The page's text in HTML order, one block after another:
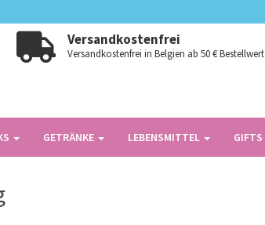
Versandkostenfrei
Versandkostenfrei in Belgien ab 50 € Bestellwert
GETRÄNKE LEBENSMITTEL GIFTS